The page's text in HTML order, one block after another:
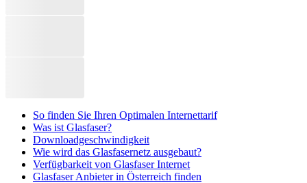
So finden Sie Ihren Optimalen Internettarif
Was ist Glasfaser?
Download­geschwindigkeit
Wie wird das Glasfasernetz ausgebaut?
Verfügbarkeit von Glasfaser Internet
Glasfaser Anbieter in Österreich finden